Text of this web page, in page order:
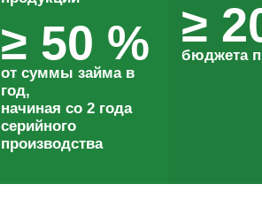
≥ 50 %
от суммы займа в
год,
начиная со 2 года
серийного
производства
≥
бюджета